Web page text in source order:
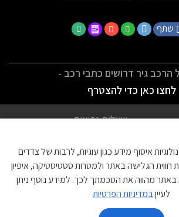
שתף
הרכב גיר דרושים כתבי רכב -
לחצו כאן כדי להצטרף
שאלות נפוצות
צור קשר
איסוף מידע כגון עוגיות, לרבות של צדדים
הגלישה באתר ולמטרות סטטיסטיקה, איפיון
באתר מהווה את הסכמתך לכך. למידע נוסף ניתן
לעייןבמדיניות הפרטיות